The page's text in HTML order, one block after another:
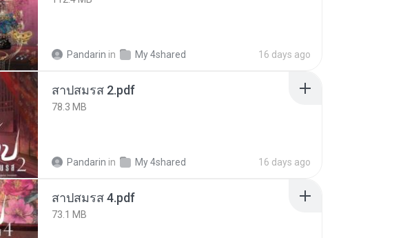
Pandarin in My 4shared 16 days ago
สาปสมรส 2.pdf
78.3 MB
Pandarin in My 4shared 16 days ago
สาปสมรส 4.pdf
73.1 MB